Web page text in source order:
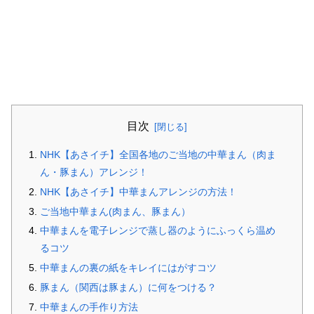
目次
NHK【あさイチ】全国各地のご当地の中華まん（肉ま
ん・豚まん）アレンジ！
NHK【あさイチ】中華まんアレンジの方法！
ご当地中華まん(肉まん、豚まん）
中華まんを電子レンジで蒸し器のようにふっくら温め
るコツ
中華まんの裏の紙をキレイにはがすコツ
豚まん（関西は豚まん）に何をつける？
中華まんの手作り方法